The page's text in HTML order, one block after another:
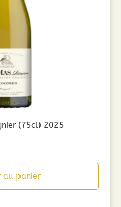
(75cl) 2025
au panier